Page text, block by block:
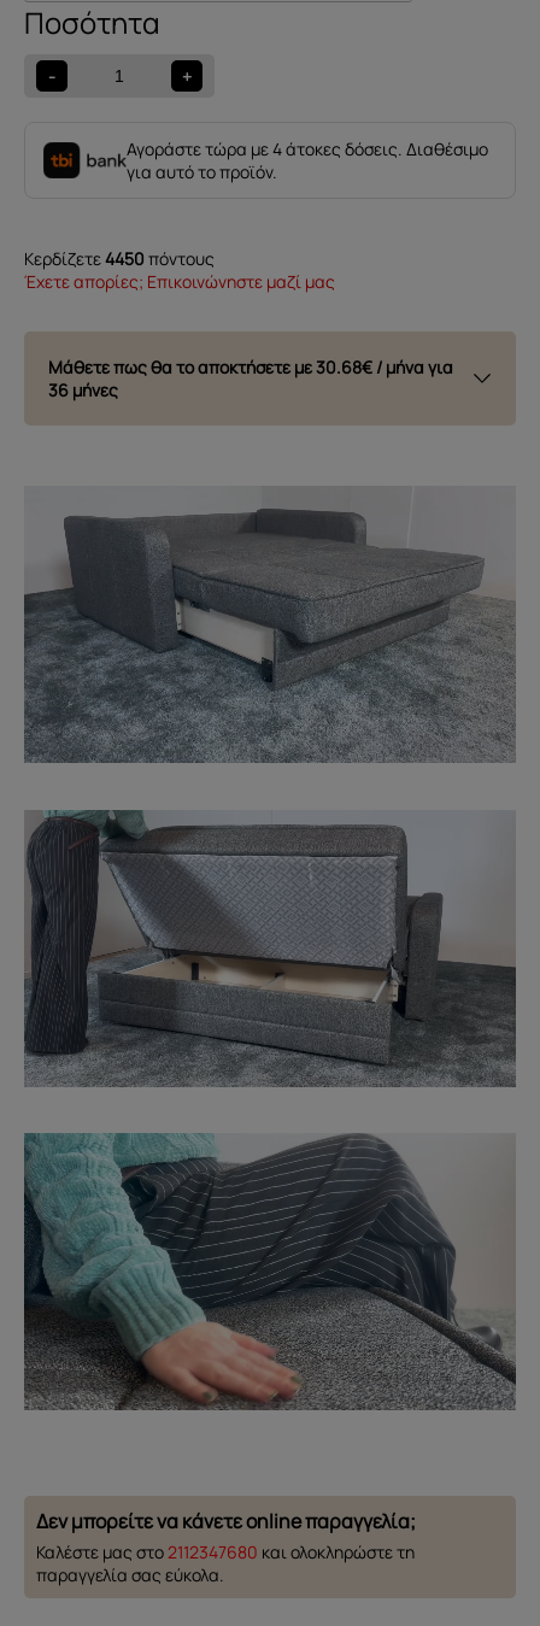
-
Καναπές
-
Κρεβάτι
Ragacci
ποσότητα
+
Αγοράστε τώρα με 4 άτοκες δόσεις. Διαθέσιμο
για αυτό το προϊόν.
Κερδίζετε4450 πόντους
Έχετε απορίες; Επικοινώνηστε μαζί μας
Μάθετε πως θα το αποκτήσετε με30.68€ / μήνα για
36 μήνες
Δεν μπορείτε να κάνετε online παραγγελία;
Καλέστε μας στο 2112347680 και ολοκληρώστε τη
παραγγελία σας εύκολα.